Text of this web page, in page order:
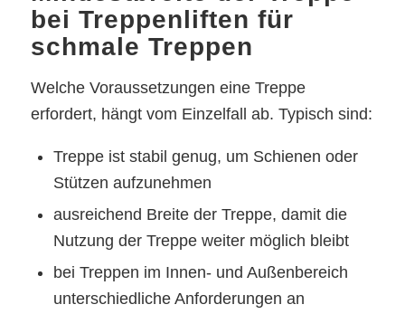
bei Treppenliften für
schmale Treppen
Welche Voraussetzungen eine Treppe
erfordert, hängt vom Einzelfall ab. Typisch sind:
Treppe ist stabil genug, um Schienen oder
Stützen aufzunehmen
ausreichend Breite der Treppe, damit die
Nutzung der Treppe weiter möglich bleibt
bei Treppen im Innen- und Außenbereich
unterschiedliche Anforderungen an